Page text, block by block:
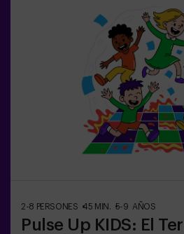
puguin descansar, hidratar-se i
de continuar la diversió.Els
col·laborar, pensar ràpid i
superar tots els reptes. Veuran el
real a la pantalla i celebraran
autèntic èxit! 🏆Una experiència
per a festes d’aniversari, sortides
simplement per descarregar
divertida.✅ Ideal per a nens |
infantilsImportant: els infants han
d’un adult, que també compta
2-8 PERSONES 45 MIN. 5-9 AÑOS
Pulse Up KIDS: El